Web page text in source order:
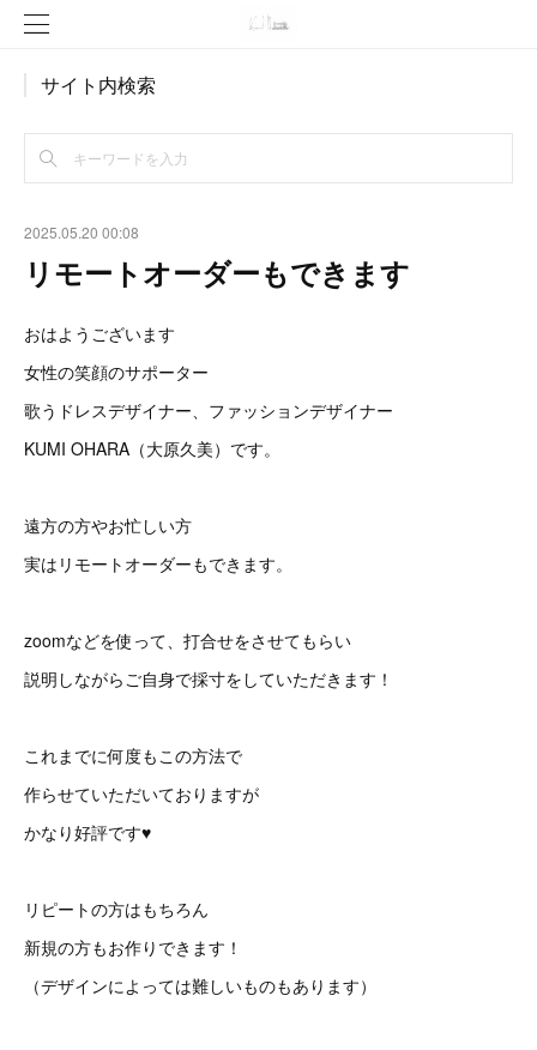
サイト内検索
2025.05.20 00:08
リモートオーダーもできます
おはようございます
女性の笑顔のサポーター
歌うドレスデザイナー、ファッションデザイナー
KUMI OHARA（大原久美）です。
遠方の方やお忙しい方
実はリモートオーダーもできます。
zoomなどを使って、打合せをさせてもらい
説明しながらご自身で採寸をしていただきます！
これまでに何度もこの方法で
作らせていただいておりますが
かなり好評です♥
リピートの方はもちろん
新規の方もお作りできます！
（デザインによっては難しいものもあります）